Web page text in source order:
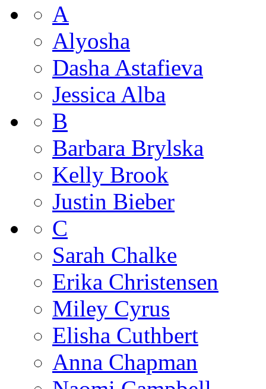
A
Alyosha
Dasha Astafieva
Jessica Alba
B
Barbara Brylska
Kelly Brook
Justin Bieber
C
Sarah Chalke
Erika Christensen
Miley Cyrus
Elisha Cuthbert
Anna Chapman